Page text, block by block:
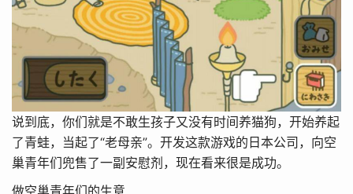
说到底，你们就是不敢生孩子又没有时间养猫狗，开始养起
了青蛙，当起了“老母亲”。开发这款游戏的日本公司，向空
巢青年们兜售了一副安慰剂，现在看来很是成功。
做空巢青年们的生意